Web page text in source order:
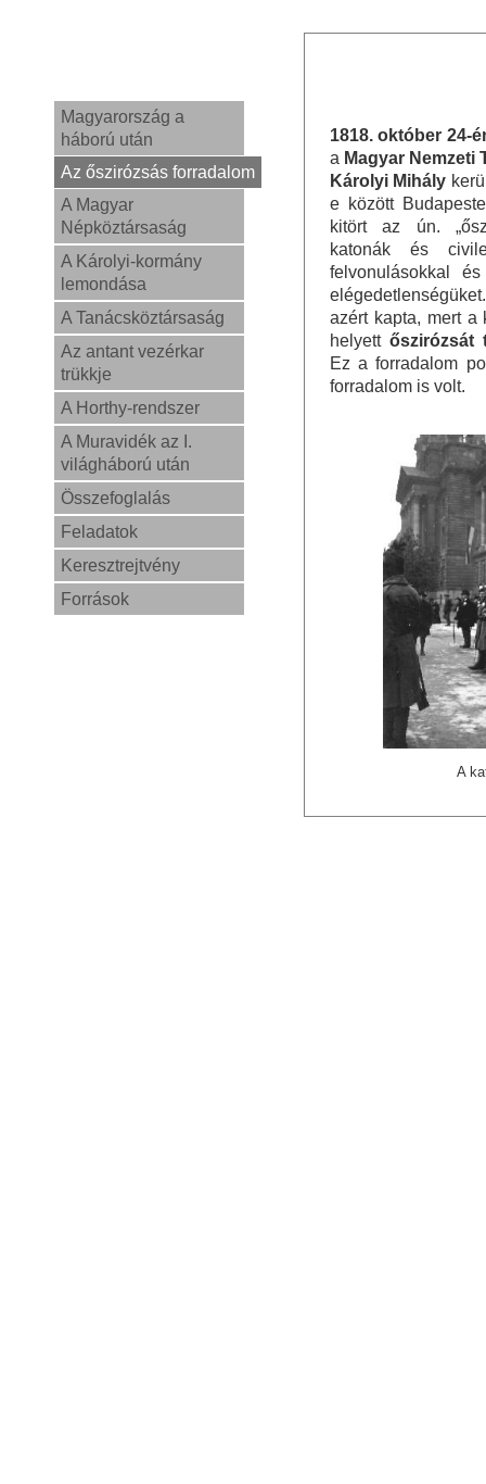
Magyarország a
háború után
Az őszirózsás forradalom
A Magyar
Népköztársaság
A Károlyi-kormány
lemondása
A Tanácsköztársaság
Az antant vezérkar
trükkje
A Horthy-rendszer
A Muravidék az I.
világháború után
Összefoglalás
Feladatok
Keresztrejtvény
Források
1818. október 24-
a Magyar Nemzeti
Károlyi Mihály
e között
kitört az ún.
katonák és
felvonulásokkal
azért kapta, mert a
helyettőszirózsát
Ez a forradalom
forradalom is volt.
A